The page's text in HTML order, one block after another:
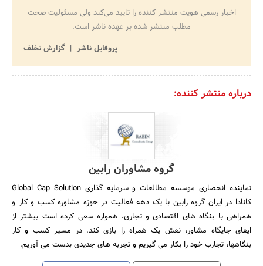
اخبار رسمی هویت منتشر کننده را تایید می‌کند ولی مسئولیت صحت
مطلب منتشر شده بر عهده ناشر است.
پروفایل ناشر
گزارش تخلف
درباره منتشر کننده:
گروه مشاوران رابین
نماینده انحصاری موسسه مطالعات و سرمایه گذاری Global Cap Solution
کانادا در ایران گروه رابین با یک دهه فعالیت در حوزه مشاوره کسب و کار و
همراهی با بنگاه های اقتصادی و تجاری، همواره سعی کرده است بیشتر از
ایفای جایگاه مشاور، نقش یک همراه را بازی کند. در مسیر کسب و کار
بنگاهها، تجارب خود را بکار می گیریم و تجربه های جدیدی بدست می آوریم.